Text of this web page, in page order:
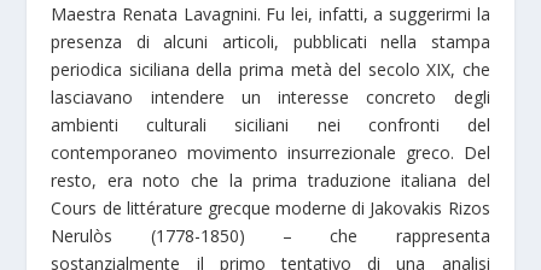
Maestra Renata Lavagnini. Fu lei, infatti, a suggerirmi la
presenza di alcuni articoli, pubblicati nella stampa
periodica siciliana della prima metà del secolo XIX, che
lasciavano intendere un interesse concreto degli
ambienti culturali siciliani nei confronti del
contemporaneo movimento insurrezionale greco. Del
resto, era noto che la prima traduzione italiana del
Cours de littérature grecque moderne di Jakovakis Rizos
Nerulòs (1778-1850) – che rappresenta
sostanzialmente il primo tentativo di una analisi